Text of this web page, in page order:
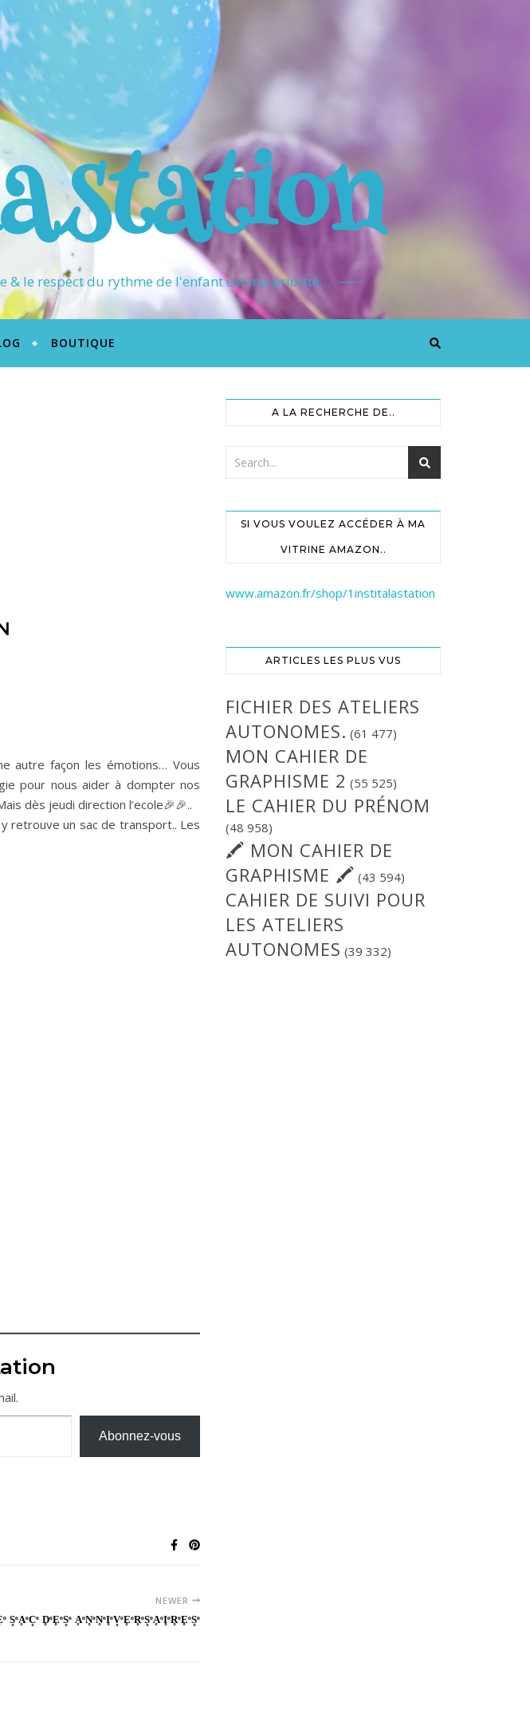
& le respect du rythme de l'enfant est ma priorité…
BOUTIQUE
autre façon les émotions… Vous
pour nous aider à dompter nos
dès jeudi direction l’ecole🎉🎉..
retrouve un sac de transport.. Les
Abonnez-vous
NEWER
S̥ͦḀͦC̥ͦ D̥ͦE̥ͦS̥ͦ ḀͦN̥ͦN̥ͦI̥ͦV̥ͦE̥ͦR̥ͦS̥ͦḀͦI̥ͦR̥ͦE̥ͦS̥ͦ
A LA RECHERCHE DE..
SI VOUS VOULEZ ACCÉDER À MA
VITRINE AMAZON..
www.amazon.fr/shop/1institalastation
ARTICLES LES PLUS VUS
FICHIER DES ATELIERS
AUTONOMES. (61 477)
MON CAHIER DE
GRAPHISME 2 (55 525)
LE CAHIER DU PRÉNOM
(48 958)
🖍 MON CAHIER DE
GRAPHISME 🖍 (43 594)
CAHIER DE SUIVI POUR
LES ATELIERS
AUTONOMES (39 332)